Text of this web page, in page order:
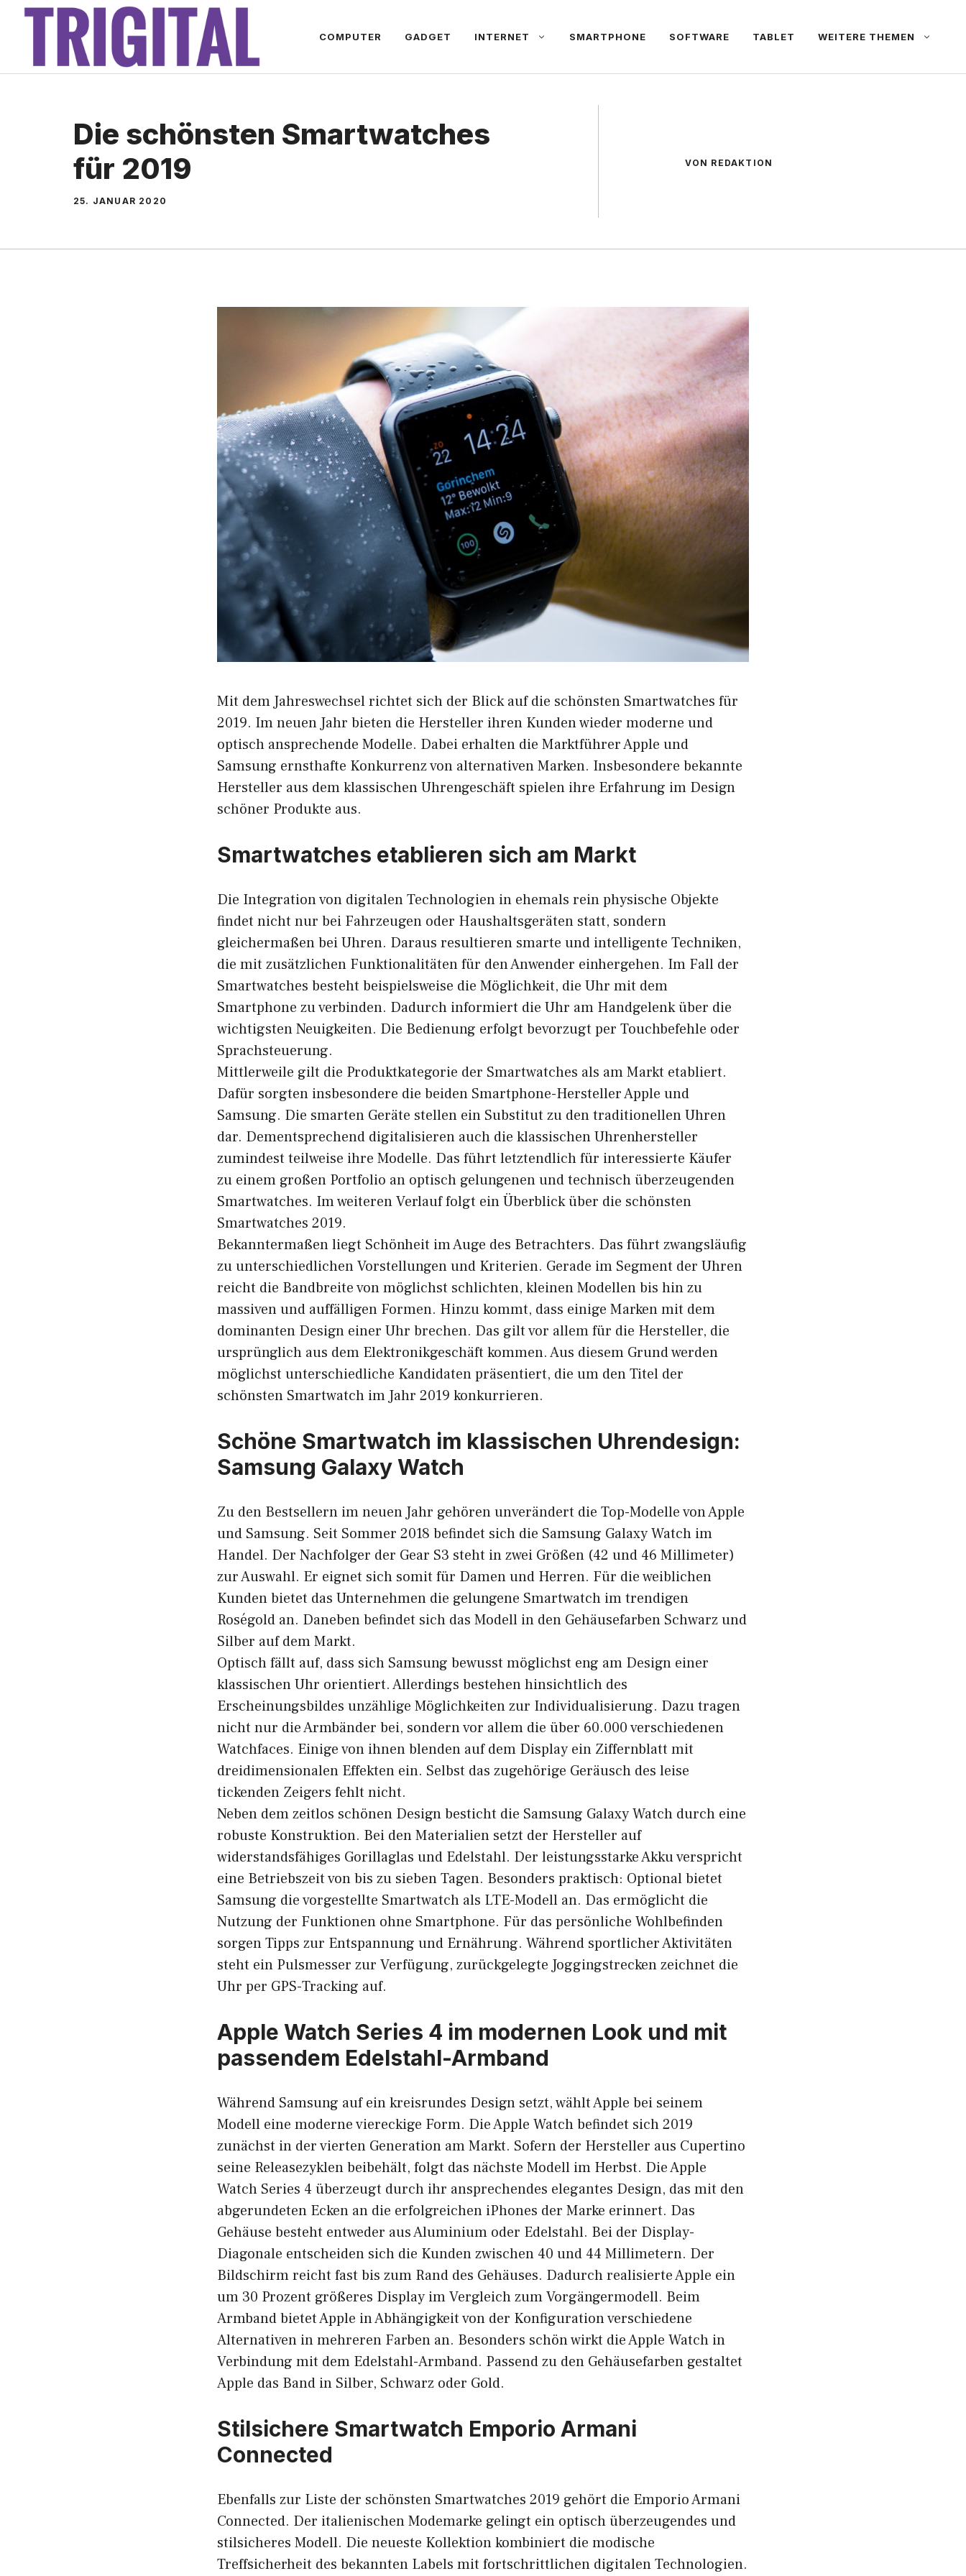
Zum
COMPUTER GADGET INTERNET SMARTPHONE SOFTWARE TABLET WEITERE THEMEN
Die schönsten Smartwatches
für 2019
25. JANUAR 2020
VON REDAKTION
Mit dem Jahreswechsel richtet sich der Blick auf die schönsten Smartwatches für
2019. Im neuen Jahr bieten die Hersteller ihren Kunden wieder moderne und
optisch ansprechende Modelle. Dabei erhalten die Marktführer Apple und
Samsung ernsthafte Konkurrenz von alternativen Marken. Insbesondere bekannte
Hersteller aus dem klassischen Uhrengeschäft spielen ihre Erfahrung im Design
schöner Produkte aus.
Smartwatches etablieren sich am Markt
Die Integration von digitalen Technologien in ehemals rein physische Objekte
findet nicht nur bei Fahrzeugen oder Haushaltsgeräten statt, sondern
gleichermaßen bei Uhren. Daraus resultieren smarte und intelligente Techniken,
die mit zusätzlichen Funktionalitäten für den Anwender einhergehen. Im Fall der
Smartwatches besteht beispielsweise die Möglichkeit, die Uhr mit dem
Smartphone zu verbinden. Dadurch informiert die Uhr am Handgelenk über die
wichtigsten Neuigkeiten. Die Bedienung erfolgt bevorzugt per Touchbefehle oder
Sprachsteuerung.
Mittlerweile gilt die Produktkategorie der Smartwatches als am Markt etabliert.
Dafür sorgten insbesondere die beiden Smartphone-Hersteller Apple und
Samsung. Die smarten Geräte stellen ein Substitut zu den traditionellen Uhren
dar. Dementsprechend digitalisieren auch die klassischen Uhrenhersteller
zumindest teilweise ihre Modelle. Das führt letztendlich für interessierte Käufer
zu einem großen Portfolio an optisch gelungenen und technisch überzeugenden
Smartwatches. Im weiteren Verlauf folgt ein Überblick über die schönsten
Smartwatches 2019.
Bekanntermaßen liegt Schönheit im Auge des Betrachters. Das führt zwangsläufig
zu unterschiedlichen Vorstellungen und Kriterien. Gerade im Segment der Uhren
reicht die Bandbreite von möglichst schlichten, kleinen Modellen bis hin zu
massiven und auffälligen Formen. Hinzu kommt, dass einige Marken mit dem
dominanten Design einer Uhr brechen. Das gilt vor allem für die Hersteller, die
ursprünglich aus dem Elektronikgeschäft kommen. Aus diesem Grund werden
möglichst unterschiedliche Kandidaten präsentiert, die um den Titel der
schönsten Smartwatch im Jahr 2019 konkurrieren.
Schöne Smartwatch im klassischen Uhrendesign:
Samsung Galaxy Watch
Zu den Bestsellern im neuen Jahr gehören unverändert die Top-Modelle von Apple
und Samsung. Seit Sommer 2018 befindet sich die Samsung Galaxy Watch im
Handel. Der Nachfolger der Gear S3 steht in zwei Größen (42 und 46 Millimeter)
zur Auswahl. Er eignet sich somit für Damen und Herren. Für die weiblichen
Kunden bietet das Unternehmen die gelungene Smartwatch im trendigen
Roségold an. Daneben befindet sich das Modell in den Gehäusefarben Schwarz und
Silber auf dem Markt.
Optisch fällt auf, dass sich Samsung bewusst möglichst eng am Design einer
klassischen Uhr orientiert. Allerdings bestehen hinsichtlich des
Erscheinungsbildes unzählige Möglichkeiten zur Individualisierung. Dazu tragen
nicht nur die Armbänder bei, sondern vor allem die über 60.000 verschiedenen
Watchfaces. Einige von ihnen blenden auf dem Display ein Ziffernblatt mit
dreidimensionalen Effekten ein. Selbst das zugehörige Geräusch des leise
tickenden Zeigers fehlt nicht.
Neben dem zeitlos schönen Design besticht die Samsung Galaxy Watch durch eine
robuste Konstruktion. Bei den Materialien setzt der Hersteller auf
widerstandsfähiges Gorillaglas und Edelstahl. Der leistungsstarke Akku verspricht
eine Betriebszeit von bis zu sieben Tagen. Besonders praktisch: Optional bietet
Samsung die vorgestellte Smartwatch als LTE-Modell an. Das ermöglicht die
Nutzung der Funktionen ohne Smartphone. Für das persönliche Wohlbefinden
sorgen Tipps zur Entspannung und Ernährung. Während sportlicher Aktivitäten
steht ein Pulsmesser zur Verfügung, zurückgelegte Joggingstrecken zeichnet die
Uhr per GPS-Tracking auf.
Apple Watch Series 4 im modernen Look und mit
passendem Edelstahl-Armband
Während Samsung auf ein kreisrundes Design setzt, wählt Apple bei seinem
Modell eine moderne viereckige Form. Die Apple Watch befindet sich 2019
zunächst in der vierten Generation am Markt. Sofern der Hersteller aus Cupertino
seine Releasezyklen beibehält, folgt das nächste Modell im Herbst. Die Apple
Watch Series 4 überzeugt durch ihr ansprechendes elegantes Design, das mit den
abgerundeten Ecken an die erfolgreichen iPhones der Marke erinnert. Das
Gehäuse besteht entweder aus Aluminium oder Edelstahl. Bei der Display-
Diagonale entscheiden sich die Kunden zwischen 40 und 44 Millimetern. Der
Bildschirm reicht fast bis zum Rand des Gehäuses. Dadurch realisierte Apple ein
um 30 Prozent größeres Display im Vergleich zum Vorgängermodell. Beim
Armband bietet Apple in Abhängigkeit von der Konfiguration verschiedene
Alternativen in mehreren Farben an. Besonders schön wirkt die Apple Watch in
Verbindung mit dem Edelstahl-Armband. Passend zu den Gehäusefarben gestaltet
Apple das Band in Silber, Schwarz oder Gold.
Stilsichere Smartwatch Emporio Armani
Connected
Ebenfalls zur Liste der schönsten Smartwatches 2019 gehört die Emporio Armani
Connected. Der italienischen Modemarke gelingt ein optisch überzeugendes und
stilsicheres Modell. Die neueste Kollektion kombiniert die modische
Treffsicherheit des bekannten Labels mit fortschrittlichen digitalen Technologien.